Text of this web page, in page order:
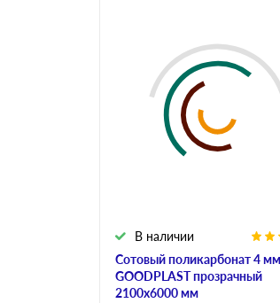
Сотовый поликарбонат 4 мм
GOODPLAST прозрачный
2100х6000 мм
В наличии